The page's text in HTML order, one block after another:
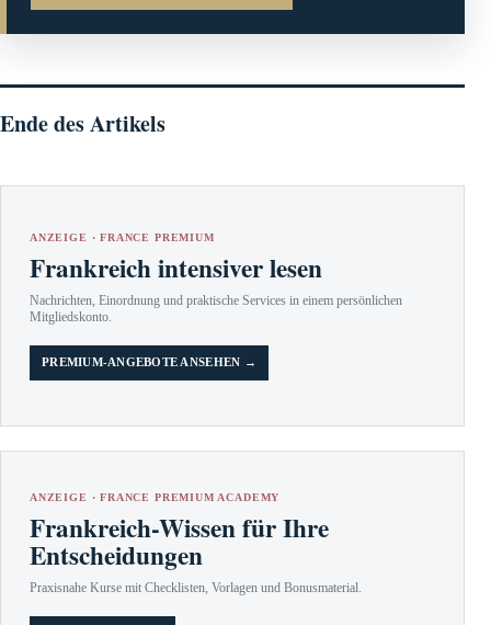
Ende des Artikels
ANZEIGE · FRANCE PREMIUM
Frankreich intensiver lesen
Nachrichten, Einordnung und praktische Services in einem persönlichen
Mitgliedskonto.
PREMIUM-ANGEBOTE ANSEHEN →
ANZEIGE · FRANCE PREMIUM ACADEMY
Frankreich-Wissen für Ihre
Entscheidungen
Praxisnahe Kurse mit Checklisten, Vorlagen und Bonusmaterial.